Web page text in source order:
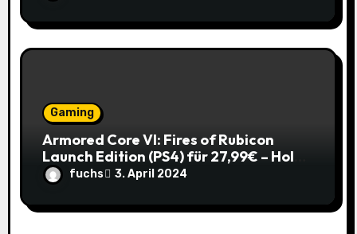
Gaming
Armored Core VI: Fires of Rubicon
Launch Edition (PS4) für 27,99€ – Hol
dir den Mech-Action Spaß zum
Spitzenpreis!
fuchs 3. April 2024